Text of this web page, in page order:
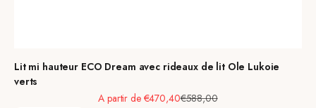
Lit mi hauteur ECO Dream avec rideaux de lit Ole Lukoie
verts
Prix de vente
A partir de €470,40Prix normal
€588,00